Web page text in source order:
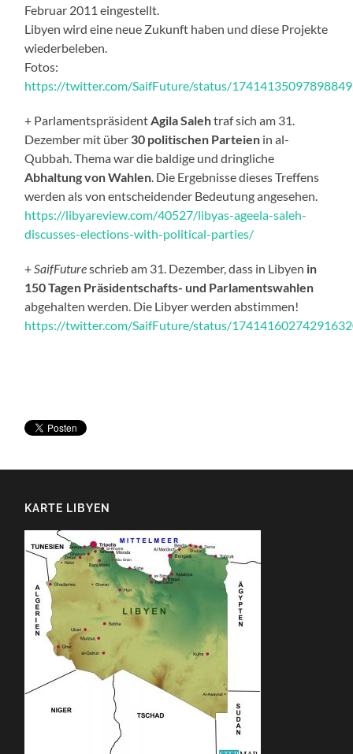
Februar 2011 eingestellt.
Libyen wird eine neue Zukunft haben und diese Projekte
wiederbeleben.
Fotos:
https://twitter.com/SaifFuture/status/
+ ParlamentspräsidentAgilaSalehtraf sich am 31.
Dezember mit über 30 politischen Parteien in al-
Qubbah. Thema war die baldige und dringliche
Abhaltung von Wahlen. Die Ergebnisse dieses Treffens
werden als von entscheidender Bedeutung angesehen.
https://libyareview.com/40527/libyas-ageela-saleh-
discusses-elections-with-political-parties/
+SaifFutureschrieb am 31. Dezember, dass in Libyen in
150 Tagen Präsidentschafts- und Parlamentswahlen
abgehalten werden. Die Libyer werden abstimmen!
https://twitter.com/SaifFuture/status/
KARTE LIBYEN